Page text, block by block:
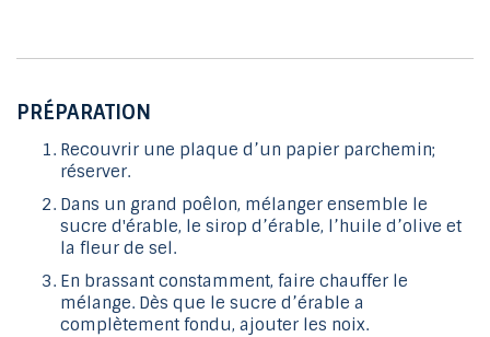
PRÉPARATION
Recouvrir une plaque d’un papier parchemin;
réserver.
Dans un grand poêlon, mélanger ensemble le
sucre d'érable, le sirop d’érable, l’huile d’olive et
la fleur de sel.
En brassant constamment, faire chauffer le
mélange. Dès que le sucre d’érable a
complètement fondu, ajouter les noix.